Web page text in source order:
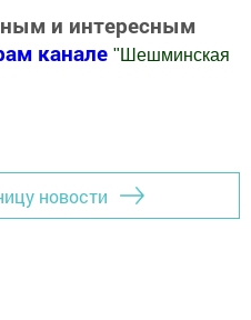
и интересным
канале "Шешминская
новости